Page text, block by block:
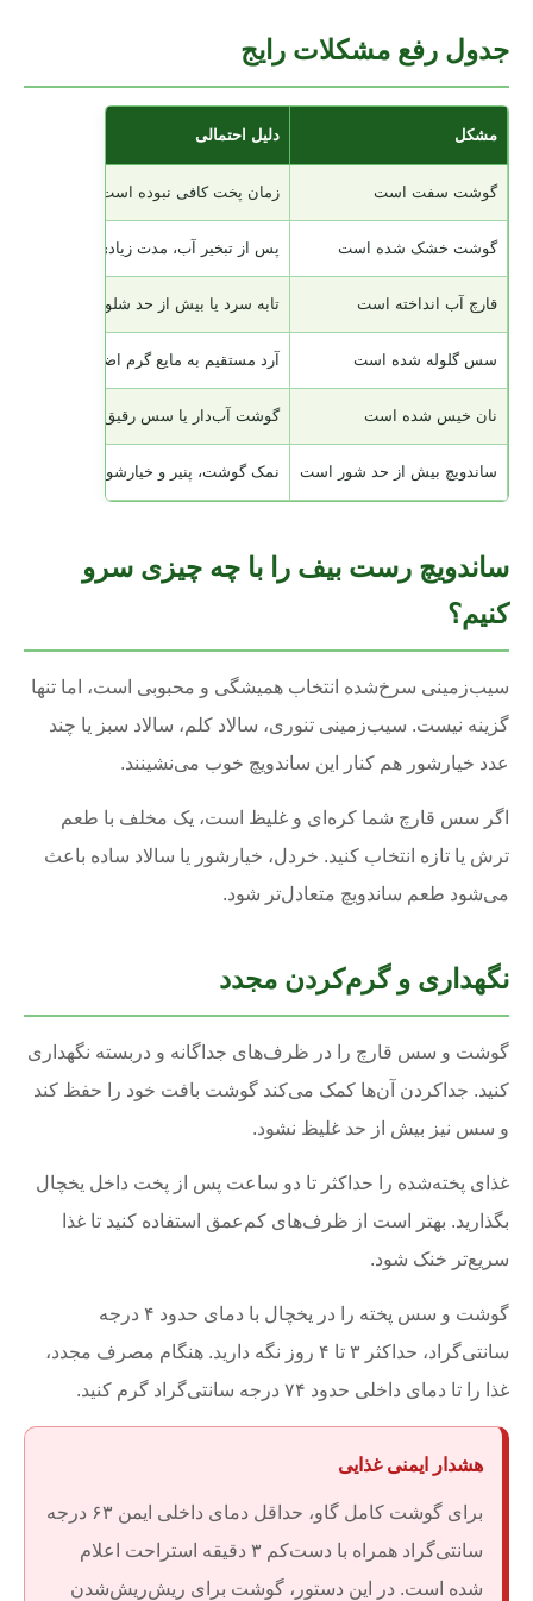
جدول رفع مشکلات رایج
مشکل دلیل احتمالی
گوشت سفت است زمان پخت کافی نبوده است
گوشت خشک شده است پس از تبخیر آب، مدت زیادی روی حرارت
قارچ آب انداخته است تابه سرد یا بیش از حد شلوغ بوده است
سس گلوله شده است آرد مستقیم به مایع گرم اضافه شده است
نان خیس شده است گوشت آب‌دار یا سس رقیق بوده است
ساندویچ بیش از حد شور است نمک گوشت، پنیر و خیارشور با هم جمع
ساندویچ رست بیف را با چه چیزی سرو
کنیم؟
سیب‌زمینی سرخ‌شده انتخاب همیشگی و محبوبی است، اما تنها
گزینه نیست. سیب‌زمینی تنوری، سالاد کلم، سالاد سبز یا چند
عدد خیارشور هم کنار این ساندویچ خوب می‌نشینند.
اگر سس قارچ شما کره‌ای و غلیظ است، یک مخلف با طعم
ترش یا تازه انتخاب کنید. خردل، خیارشور یا سالاد ساده باعث
می‌شود طعم ساندویچ متعادل‌تر شود.
نگهداری و گرم‌کردن مجدد
گوشت و سس قارچ را در ظرف‌های جداگانه و دربسته نگهداری
کنید. جداکردن آن‌ها کمک می‌کند گوشت بافت خود را حفظ کند
و سس نیز بیش از حد غلیظ نشود.
غذای پخته‌شده را حداکثر تا دو ساعت پس از پخت داخل یخچال
بگذارید. بهتر است از ظرف‌های کم‌عمق استفاده کنید تا غذا
سریع‌تر خنک شود.
گوشت و سس پخته را در یخچال با دمای حدود ۴ درجه
سانتی‌گراد، حداکثر ۳ تا ۴ روز نگه دارید. هنگام مصرف مجدد،
غذا را تا دمای داخلی حدود ۷۴ درجه سانتی‌گراد گرم کنید.
هشدار ایمنی غذایی
برای گوشت کامل گاو، حداقل دمای داخلی ایمن ۶۳ درجه
سانتی‌گراد همراه با دست‌کم ۳ دقیقه استراحت اعلام
شده است. در این دستور، گوشت برای ریش‌ریش‌شدن